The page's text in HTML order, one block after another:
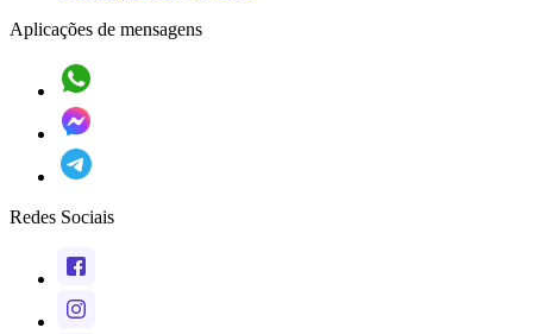
Aplicações de mensagens
Redes Sociais